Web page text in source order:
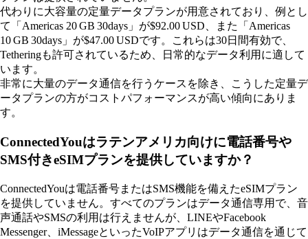
代わりに大容量の定量データプランが用意されており、例とし
て「Americas 20 GB 30days」が$92.00 USD、また「Americas
10 GB 30days」が$47.00 USDです。これらは30日間有効で、
Tetheringも許可されているため、日常的なデータ利用に適して
います。
非常に大量のデータ通信を行うケースを除き、こうした定量デ
ータプランの方がコストパフォーマンスが高い傾向にありま
す。
ConnectedYouはラテンアメリカ向けに電話番号や
SMS付きeSIMプランを提供していますか？
ConnectedYouは電話番号またはSMS機能を備えたeSIMプラン
を提供していません。すべてのプランはデータ通信専用で、音
声通話やSMSの利用は行えませんが、LINEやFacebook
Messenger、iMessageといったVoIPアプリはデータ通信を通じて